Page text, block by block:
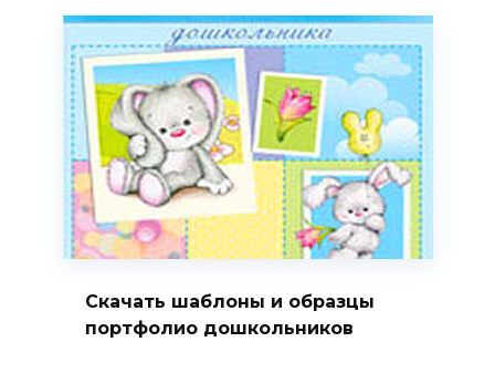
Скачать шаблоны и образцы
портфолио дошкольников